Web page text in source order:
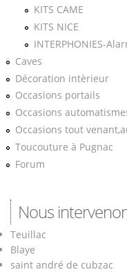
KITS CAME
KITS NICE
INTERPHONIES-
Caves
Décoration intèrieur
Occasions portails
Occasions
Occasions tout
Toucouture à Pugnac
Forum
Nous
Teuillac
Blaye
saint andré de cubzac